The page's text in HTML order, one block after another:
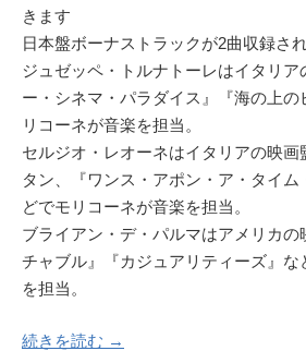
きます
日本盤ボーナストラックが2曲収録さ
ジュゼッペ・トルナトーレはイタリア
ー・シネマ・パラダイス』『海の上の
リコーネが音楽を担当。
セルジオ・レオーネはイタリアの映画
タン、『ワンス・アポン・ア・タイ
どでモリコーネが音楽を担当。
ブライアン・デ・パルマはアメリカの
チャブル』『カジュアリティーズ』な
を担当。
続きを読む →